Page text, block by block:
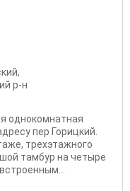
,
р-н
однокомнатная
пер Горицкий.
трехэтажного
тамбур на четыре